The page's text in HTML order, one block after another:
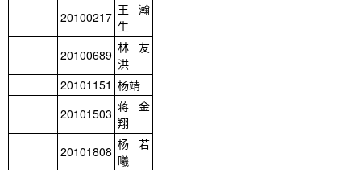
20100217 王瀚
生
20100689 林友
洪
20101151 杨靖
20101503 蒋金
翔
20101808 杨若
曦